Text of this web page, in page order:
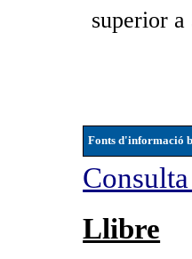
superior a
Fonts d'informació
Llibre